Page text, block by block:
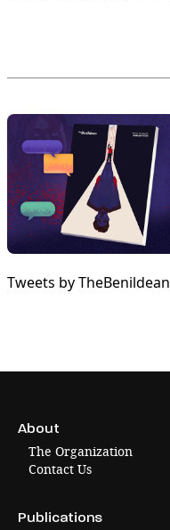
Tweets by TheBenildean
About
The Organization
Contact Us
Publications